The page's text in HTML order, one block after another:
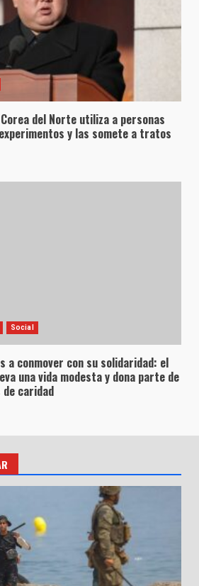
Corea del Norte utiliza a personas
y las somete a tratos
Social
a conmover con su solidaridad: el
una vida modesta y dona parte de
caridad